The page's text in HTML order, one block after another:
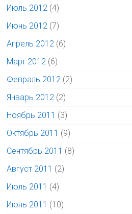
Июль 2012 (4)
Июнь 2012 (7)
Апрель 2012 (6)
Март 2012 (6)
Февраль 2012 (2)
Январь 2012 (2)
Ноябрь 2011 (3)
Октябрь 2011 (9)
Сентябрь 2011 (8)
Август 2011 (2)
Июль 2011 (4)
Июнь 2011 (10)